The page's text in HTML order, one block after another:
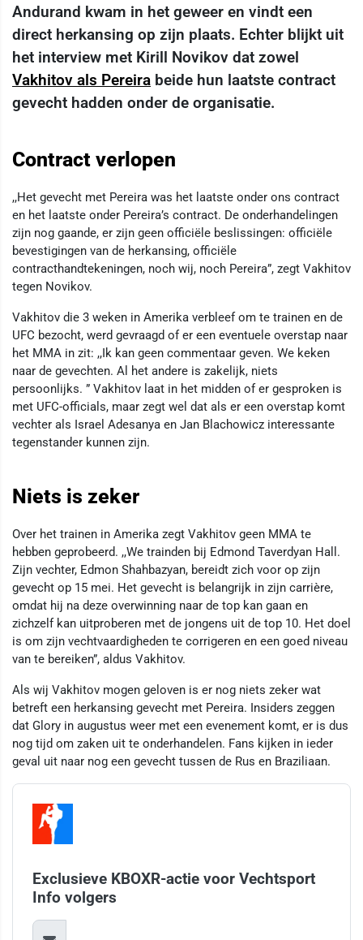
Andurand kwam in het geweer en vindt een
direct herkansing op zijn plaats. Echter blijkt uit
het interview met Kirill Novikov dat zowel
Vakhitov als Pereira beide hun laatste contract
gevecht hadden onder de organisatie.
Contract verlopen
,,Het gevecht met Pereira was het laatste onder ons contract
en het laatste onder Pereira’s contract. De onderhandelingen
zijn nog gaande, er zijn geen officiële beslissingen: officiële
bevestigingen van de herkansing, officiële
contracthandtekeningen, noch wij, noch Pereira”, zegt Vakhitov
tegen Novikov.
Vakhitov die 3 weken in Amerika verbleef om te trainen en de
UFC bezocht, werd gevraagd of er een eventuele overstap naar
het MMA in zit: ,,Ik kan geen commentaar geven. We keken
naar de gevechten. Al het andere is zakelijk, niets
persoonlijks. ” Vakhitov laat in het midden of er gesproken is
met UFC-officials, maar zegt wel dat als er een overstap komt
vechter als Israel Adesanya en Jan Blachowicz interessante
tegenstander kunnen zijn.
Niets is zeker
Over het trainen in Amerika zegt Vakhitov geen MMA te
hebben geprobeerd. ,,We trainden bij Edmond Taverdyan Hall.
Zijn vechter, Edmon Shahbazyan, bereidt zich voor op zijn
gevecht op 15 mei. Het gevecht is belangrijk in zijn carrière,
omdat hij na deze overwinning naar de top kan gaan en
zichzelf kan uitproberen met de jongens uit de top 10. Het doel
is om zijn vechtvaardigheden te corrigeren en een goed niveau
van te bereiken”, aldus Vakhitov.
Als wij Vakhitov mogen geloven is er nog niets zeker wat
betreft een herkansing gevecht met Pereira. Insiders zeggen
dat Glory in augustus weer met een evenement komt, er is dus
nog tijd om zaken uit te onderhandelen. Fans kijken in ieder
geval uit naar nog een gevecht tussen de Rus en Braziliaan.
Exclusieve KBOXR-actie voor Vechtsport
Info volgers